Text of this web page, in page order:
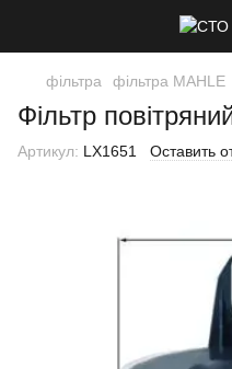
фільтра фільтра MAHLE
Фільтр
Артикул: LX1651 Оставить